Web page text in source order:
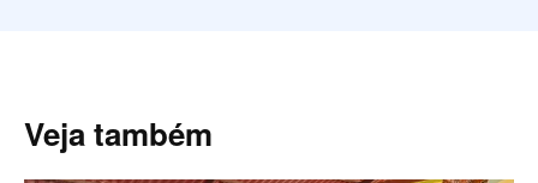
Veja também